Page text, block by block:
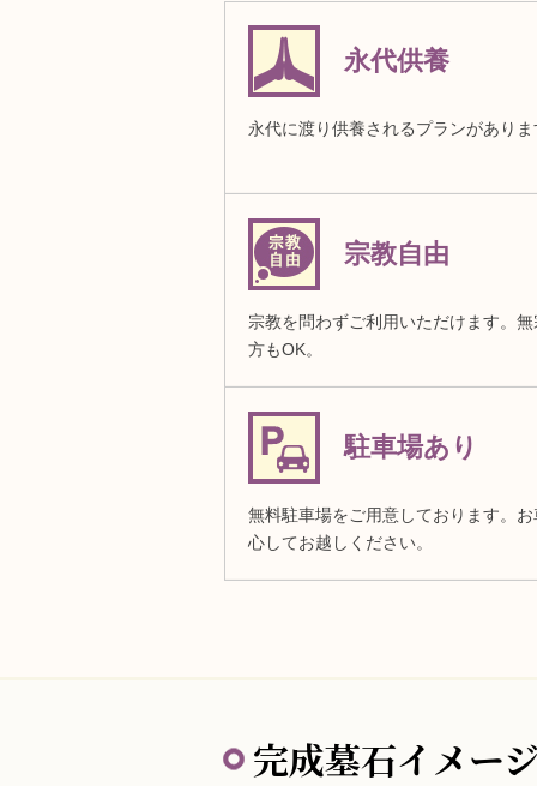
永代供養
永代に渡り供養されるプランがあり
宗教自由
宗教を問わずご利用いただけます。
方もOK。
駐車場あり
無料駐車場をご用意しております。
心してお越しください。
完成墓石イメー